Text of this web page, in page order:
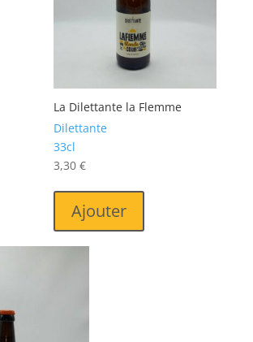
La Dilettante la Flemme
Dilettante
33cl
3,30 €
Ajouter